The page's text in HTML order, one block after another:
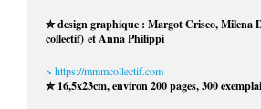
✮ design graphique : Margot Criseo, Milena
collectif) et Anna Philippi
> https://mmmcollectif.com
✮ 16,5x23cm, environ 200 pages, 300